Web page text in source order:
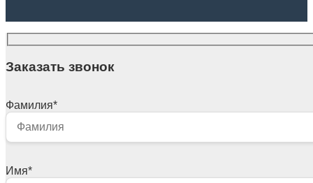
Заказать звонок
Фамилия*
Имя*